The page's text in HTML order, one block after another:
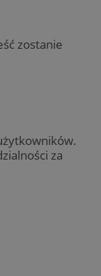
zostanie
za